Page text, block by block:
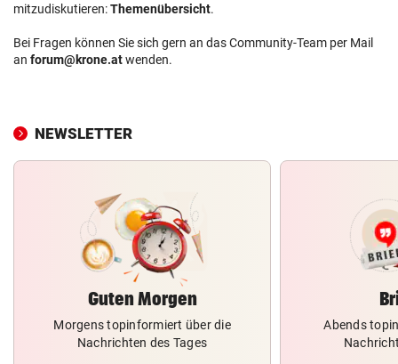
mitzudiskutieren:Themenübersicht.
Bei Fragen können Sie sich gern an das Community-Team per Mail
an forum@krone.atwenden.
NEWSLETTER
Guten Morgen
Morgens topinformiert über die
Nachrichten des Tages
Abends